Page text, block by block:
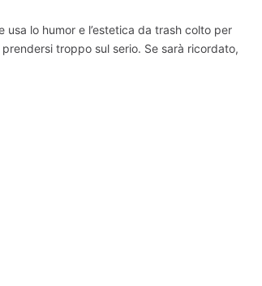
lo humor e l’estetica da trash colto per
troppo sul serio. Se sarà ricordato,